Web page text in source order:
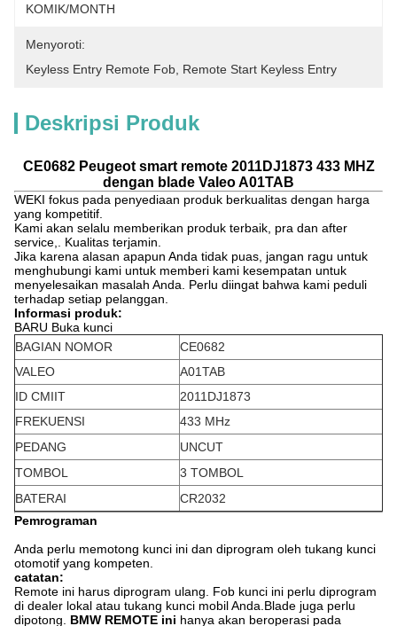
KOMIK/MONTH
Menyoroti:
Keyless Entry Remote Fob Remote Start Keyless Entry
Deskripsi Produk
CE0682 Peugeot smart remote 2011DJ1873 433 MHZ
dengan blade Valeo A01TAB
WEKI fokus pada penyediaan produk berkualitas dengan harga
yang kompetitif.
Kami akan selalu memberikan produk terbaik, pra dan after
service,. Kualitas terjamin.
Jika karena alasan apapun Anda tidak puas, jangan ragu untuk
menghubungi kami untuk memberi kami kesempatan untuk
menyelesaikan masalah Anda. Perlu diingat bahwa kami peduli
terhadap setiap pelanggan.
Informasi produk:
BARU Buka kunci
BAGIAN NOMOR
CE0682
VALEO
A01TAB
ID CMIIT
2011DJ1873
FREKUENSI
433 MHz
PEDANG
UNCUT
TOMBOL
3 TOMBOL
BATERAI
CR2032
Pemrograman
Anda perlu memotong kunci ini dan diprogram oleh tukang kunci
otomotif yang kompeten.
catatan:
Remote ini harus diprogram ulang. Fob kunci ini perlu diprogram
di dealer lokal atau tukang kunci mobil Anda.Blade juga perlu
dipotong.
BMW REMOTE ini hanya akan beroperasi pada